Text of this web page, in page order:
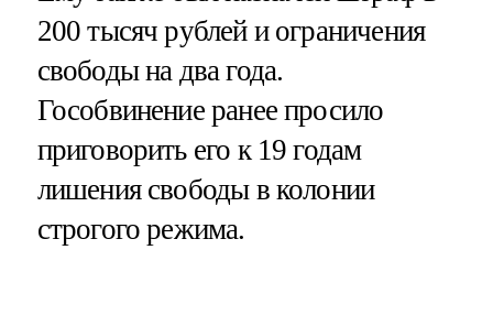
200 тысяч рублей и ограничения
свободы на два года.
Гособвинение ранее просило
приговорить его к 19 годам
лишения свободы в колонии
строгого режима.